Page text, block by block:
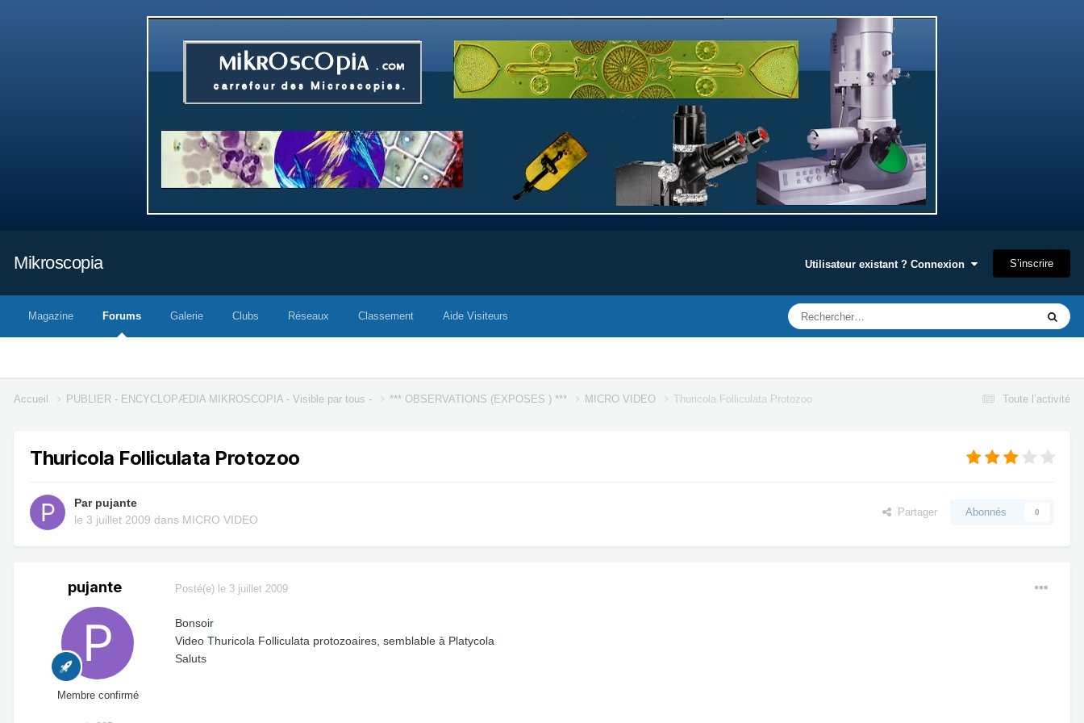
Mikroscopia Utilisateur existant ? Connexion S’inscrire
Magazine Forums Galerie Clubs Réseaux Classement Aide Visiteurs
Toute l’activité
Accueil PUBLIER - ENCYCLOPÆDIA MIKROSCOPIA - Visible par tous - *** OBSERVATIONS (EXPOSES ) *** MICRO VIDEO Thuricola Folliculata Protozoo
Thuricola Folliculata Protozoo
Par pujante
le 3 juillet 2009 dans MICRO VIDEO
Partager Abonnés 0
pujante
Membre confirmé
Posté(e) le 3 juillet 2009
Bonsoir
Video Thuricola Folliculata protozoaires, semblable à Platycola
Saluts